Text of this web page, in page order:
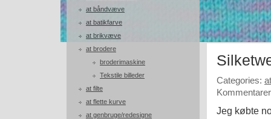
at båndvæve
at batikfarve
at brikvæve
at brodere
broderimaskine
Tekstile billeder
at filte
at flette kurve
at genbruge/redesigne
Categories:
Jeg købte